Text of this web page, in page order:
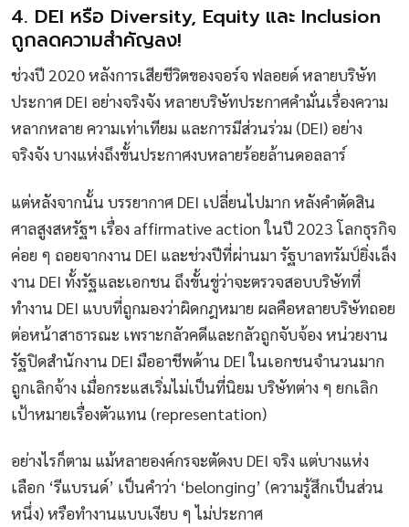
4. DEI หรือ Diversity, Equity และ Inclusion
ถูกลดความสำคัญลง!
ช่วงปี 2020 หลังการเสียชีวิตของจอร์จ ฟลอยด์ หลายบริษัท
ประกาศ DEI อย่างจริงจัง หลายบริษัทประกาศคำมั่นเรื่องความ
หลากหลาย ความเท่าเทียม และการมีส่วนร่วม (DEI) อย่าง
จริงจัง บางแห่งถึงขั้นประกาศงบหลายร้อยล้านดอลลาร์
แต่หลังจากนั้น บรรยากาศ DEI เปลี่ยนไปมาก หลังคำตัดสิน
ศาลสูงสหรัฐฯ เรื่อง affirmative action ในปี 2023 โลกธุรกิจ
ค่อย ๆ ถอยจากงาน DEI และช่วงปีที่ผ่านมา รัฐบาลทรัมป์ยิ่งเล็ง
งาน DEI ทั้งรัฐและเอกชน ถึงขั้นขู่ว่าจะตรวจสอบบริษัทที่
ทำงาน DEI แบบที่ถูกมองว่าผิดกฎหมาย ผลคือหลายบริษัทถอย
ต่อหน้าสาธารณะ เพราะกลัวคดีและกลัวถูกจับจ้อง หน่วยงาน
รัฐปิดสำนักงาน DEI มืออาชีพด้าน DEI ในเอกชนจำนวนมาก
ถูกเลิกจ้าง เมื่อกระแสเริ่มไม่เป็นที่นิยม บริษัทต่าง ๆ ยกเลิก
เป้าหมายเรื่องตัวแทน (representation)
อย่างไรก็ตาม แม้หลายองค์กรจะตัดงบ DEI จริง แต่บางแห่ง
เลือก ‘รีแบรนด์’ เป็นคำว่า ‘belonging’ (ความรู้สึกเป็นส่วน
หนึ่ง) หรือทำงานแบบเงียบ ๆ ไม่ประกาศ